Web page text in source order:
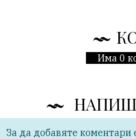
Има 0
За да добавяте коментари